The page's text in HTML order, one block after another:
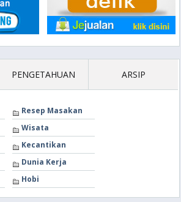
PENGETAHUAN ARSIP
Resep Masakan
Wisata
Kecantikan
Dunia Kerja
Hobi